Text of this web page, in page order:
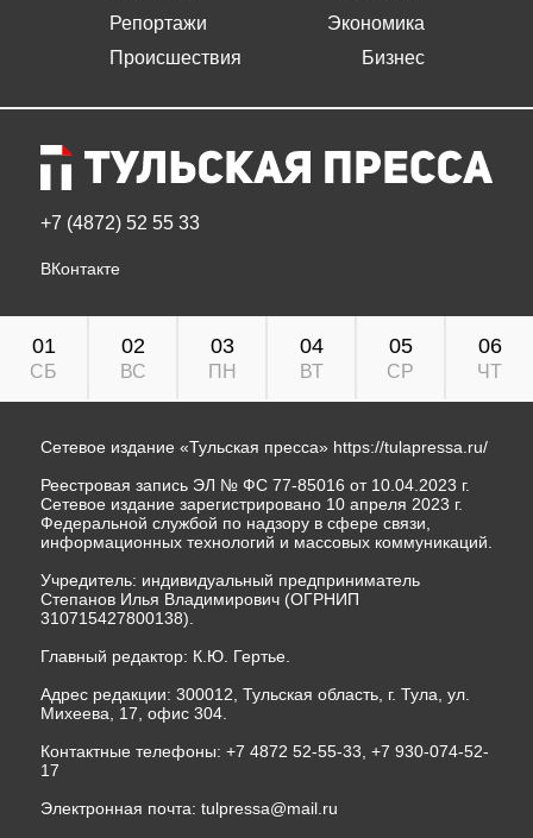
Репортажи
Происшествия
Экономика
Бизнес
+7 (4872) 52 55 33
ВКонтакте
01
СБ
02
ВС
03
ПН
04
ВТ
05
СР
06
ЧТ
Сетевое издание «Тульская пресса» https://tulapressa.ru/
Реестровая запись ЭЛ № ФС 77-85016 от 10.04.2023 г.
Сетевое издание зарегистрировано 10 апреля 2023 г.
Федеральной службой по надзору в сфере связи,
информационных технологий и массовых коммуникаций.
Учредитель: индивидуальный предприниматель
Степанов Илья Владимирович (ОГРНИП
310715427800138).
Главный редактор: К.Ю. Гертье.
Адрес редакции: 300012, Тульская область, г. Тула, ул.
Михеева, 17, офис 304.
Контактные телефоны: +7 4872 52-55-33, +7 930-074-52-
17
Электронная почта: tulpressa@mail.ru